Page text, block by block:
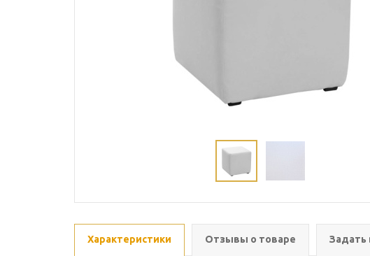
Характеристики Отзывы о товаре Задать